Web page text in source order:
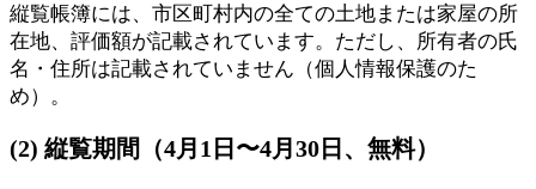
縦覧帳簿には、市区町村内の全ての土地または家屋の所
在地、評価額が記載されています。ただし、所有者の氏
名・住所は記載されていません（個人情報保護のた
め）。
(2) 縦覧期間（4月1日〜4月30日、無料）